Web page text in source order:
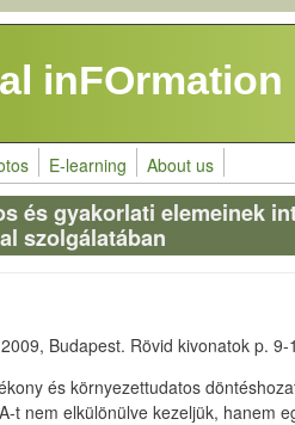
inFOrmation
E-learning About us
és gyakorlati elemeinek
szolgálatában
Budapest. Rövid kivonatok p. 9-
és környezettudatos
t nem elkülönülve kezeljük,